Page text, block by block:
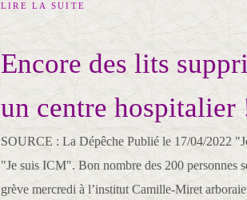
LIRE LA SUITE
Encore des lits
un centre hospitalier
SOURCE : La Dépêche Publié le 17/04/2022
"Je suis ICM". Bon nombre des 200 personnes
grève mercredi à l’institut Camille-Miret